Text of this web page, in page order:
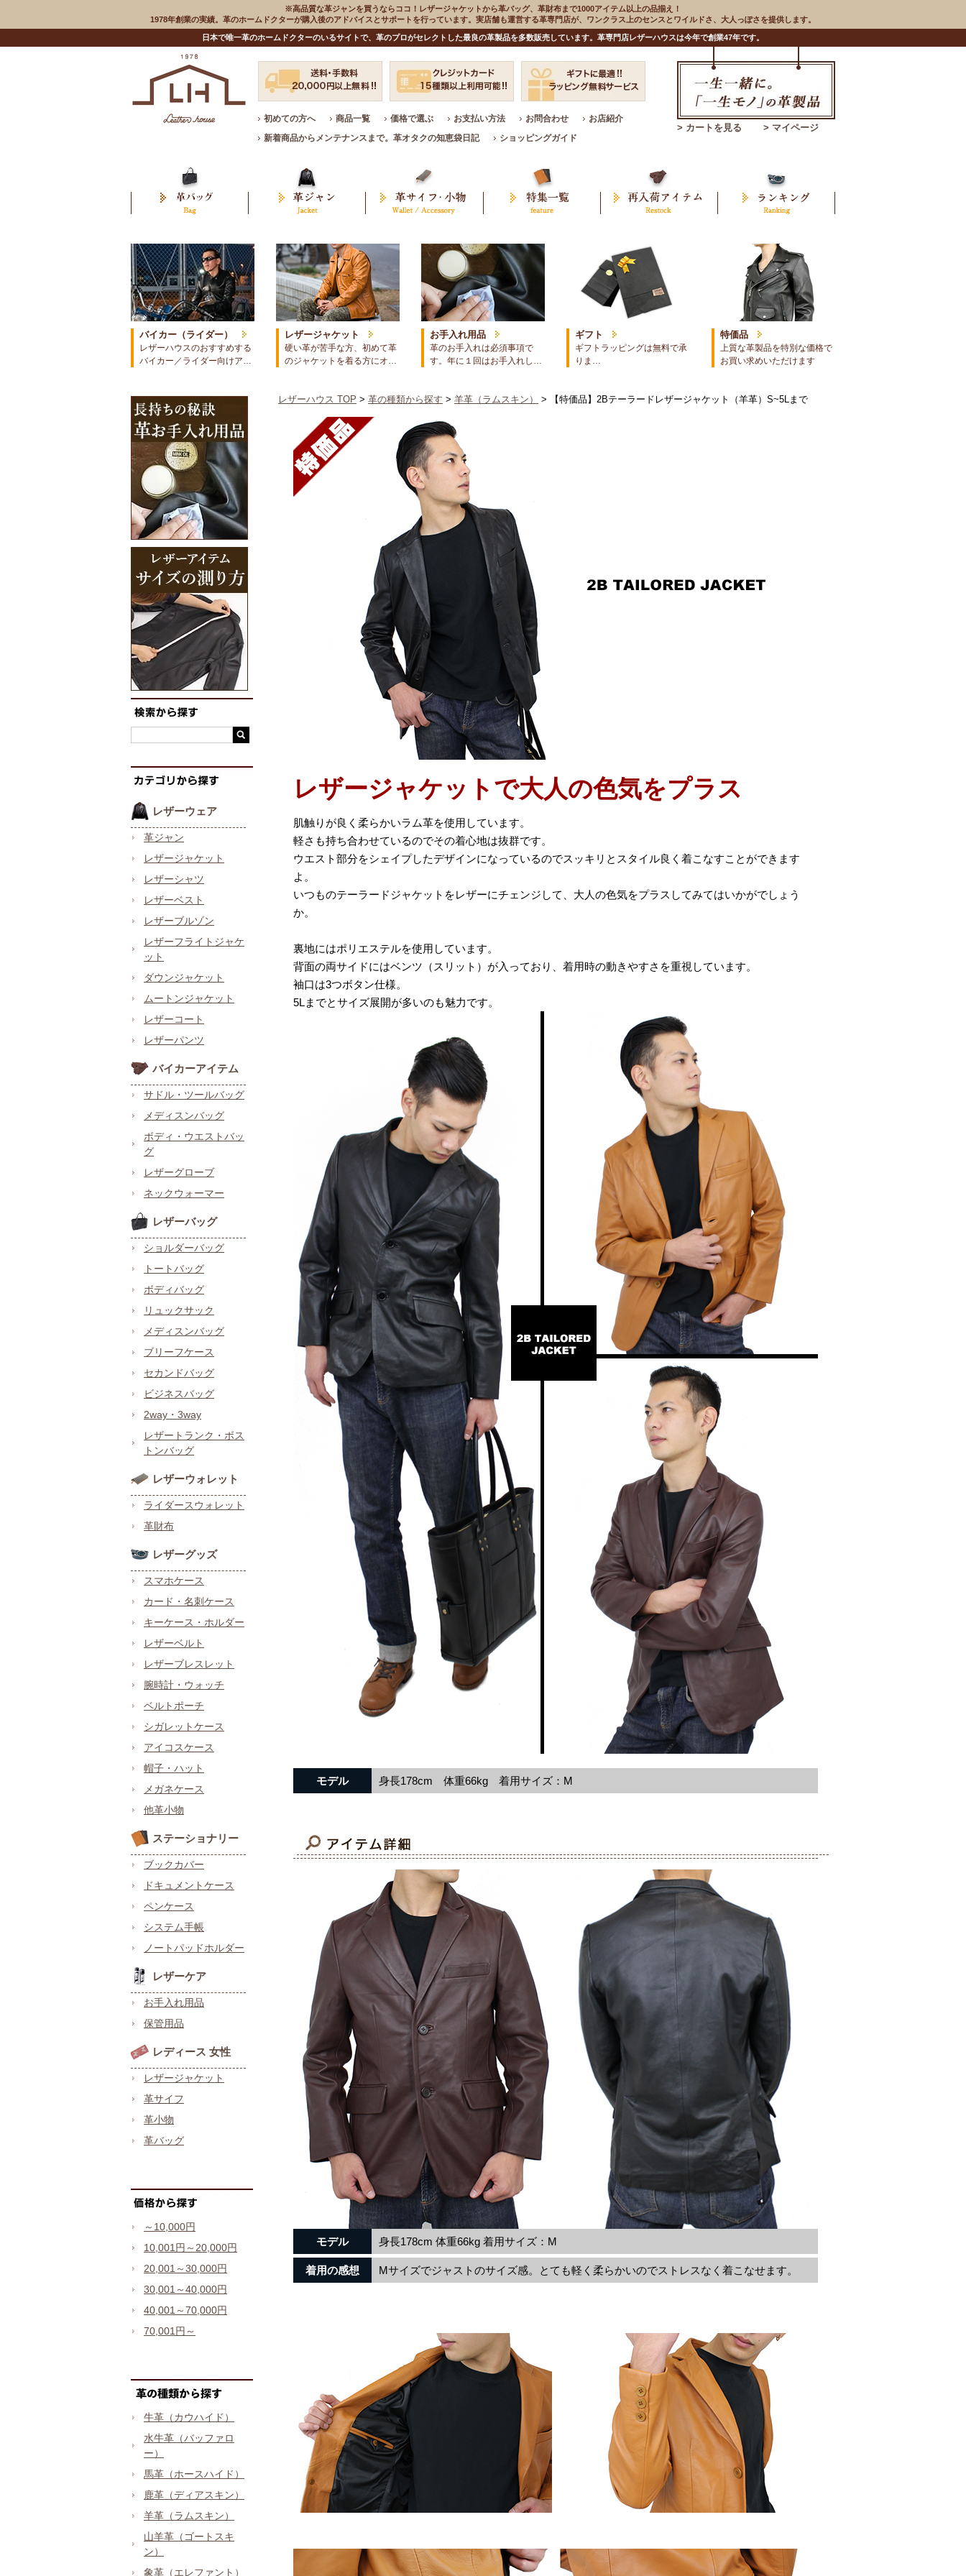
※高品質な革ジャンを買うならココ！レザージャケットから革バッグ、革財布まで1000アイテム以上の品揃え！
1978年創業の実績。革のホームドクターが購入後のアドバイスとサポートを行っています。実店舗も運営する革専門店が、ワンクラス上のセンスとワイルドさ、大人っぽさを提供します。
日本で唯一革のホームドクターのいるサイトで、革のプロがセレクトした最良の革製品を多数販売しています。革専門店レザーハウスは今年で創業47年です。
初めての方へ 商品一覧 価格で選ぶ お支払い方法 お問合わせ
お店紹介
新着商品からメンテナンスまで。革オタクの知恵袋日記
ショッピングガイド
> カートを見る > マイページ
バイカー（ライダー）
レザーハウスのおすすめする
バイカー／ライダー向けア…
レザージャケット
硬い革が苦手な方、初めて革
のジャケットを着る方にオ…
お手入れ用品
革のお手入れは必須事項で
す。年に１回はお手入れし…
ギフト
ギフトラッピングは無料で承
りま…
特価品
上質な革製品を特別な価格で
お買い求めいただけます
レザーウェア
革ジャン
レザージャケット
レザーシャツ
レザーベスト
レザーブルゾン
レザーフライトジャケ
ット
ダウンジャケット
ムートンジャケット
レザーコート
レザーパンツ
バイカーアイテム
サドル・ツールバッグ
メディスンバッグ
ボディ・ウエストバッ
グ
レザーグローブ
ネックウォーマー
レザーバッグ
ショルダーバッグ
トートバッグ
ボディバッグ
リュックサック
メディスンバッグ
ブリーフケース
セカンドバッグ
ビジネスバッグ
2way・3way
レザートランク・ボス
トンバッグ
レザーウォレット
ライダースウォレット
革財布
レザーグッズ
スマホケース
カード・名刺ケース
キーケース・ホルダー
レザーベルト
レザーブレスレット
腕時計・ウォッチ
ベルトポーチ
シガレットケース
アイコスケース
帽子・ハット
メガネケース
他革小物
ステーショナリー
ブックカバー
ドキュメントケース
ペンケース
システム手帳
ノートパッドホルダー
レザーケア
お手入れ用品
保管用品
レディース 女性
レザージャケット
革サイフ
革小物
革バッグ
～10,000円
10,001円～20,000円
20,001～30,000円
30,001～40,000円
40,001～70,000円
70,001円～
牛革（カウハイド）
水牛革（バッファロ
ー）
馬革（ホースハイド）
鹿革（ディアスキン）
羊革（ラムスキン）
山羊革（ゴートスキ
ン）
象革（エレファント）
レザーハウス TOP > 革の種類から探す > 羊革（ラムスキン） > 【特価品】2Bテーラードレザージャケット（羊革）S~5Lまで
レザージャケットで大人の色気をプラス
肌触りが良く柔らかいラム革を使用しています。
軽さも持ち合わせているのでその着心地は抜群です。
ウエスト部分をシェイプしたデザインになっているのでスッキリとスタイル良く着こなすことができます
よ。
いつものテーラードジャケットをレザーにチェンジして、大人の色気をプラスしてみてはいかがでしょう
か。
裏地にはポリエステルを使用しています。
背面の両サイドにはベンツ（スリット）が入っており、着用時の動きやすさを重視しています。
袖口は3つボタン仕様。
5Lまでとサイズ展開が多いのも魅力です。
モデル 身長178cm 体重66kg 着用サイズ：M
モデル 身長178cm 体重66kg 着用サイズ：M
着用の感想 Mサイズでジャストのサイズ感。とても軽く柔らかいのでストレスなく着こなせます。